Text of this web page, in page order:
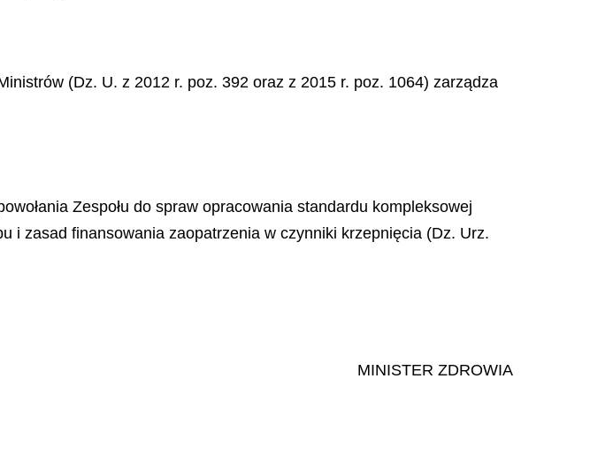
(Dz. U. z 2012 r. poz. 392 oraz z 2015 r. poz. 1064) zarządza
Zespołu do spraw opracowania standardu kompleksowej
i zasad finansowania zaopatrzenia w czynniki krzepnięcia (Dz. Urz.
MINISTER ZDROWIA